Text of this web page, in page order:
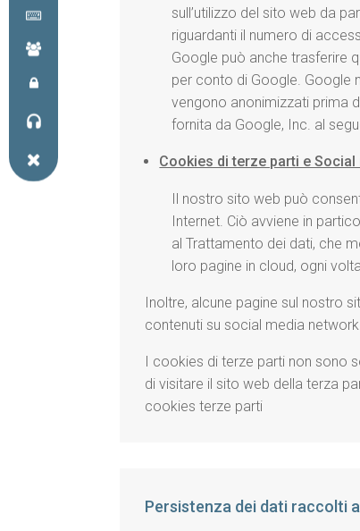
sull’utilizzo del sito web da
riguardanti il numero di
Google può anche trasferire
per conto di Google. Google
vengono anonimizzati prima
fornita da Google, Inc. al
Cookies di terze parti e Social
Il nostro sito web può
Internet. Ciò avviene in
al Trattamento dei dati, che
loro pagine in cloud, ogni
Inoltre, alcune pagine sul nostro
contenuti su social media
I cookies di terze parti non sono
di visitare il sito web della terza
cookies terze parti
Persistenza dei dati raccolti